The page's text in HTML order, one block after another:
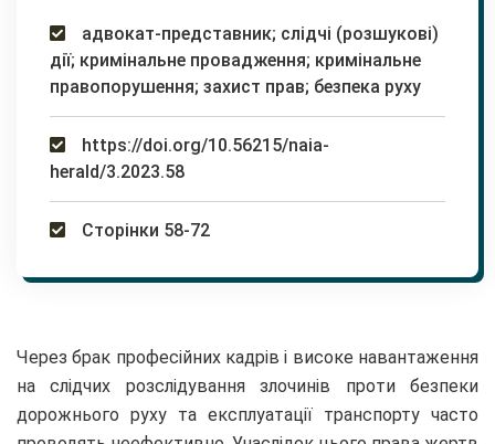
адвокат-представник; слідчі (розшукові)
дії; кримінальне провадження; кримінальне
правопорушення; захист прав; безпека руху
https://doi.org/10.56215/naia-
herald/3.2023.58
Сторінки 58-72
Через брак професійних кадрів і високе навантаження
на слідчих розслідування злочинів проти безпеки
дорожнього руху та експлуатації транспорту часто